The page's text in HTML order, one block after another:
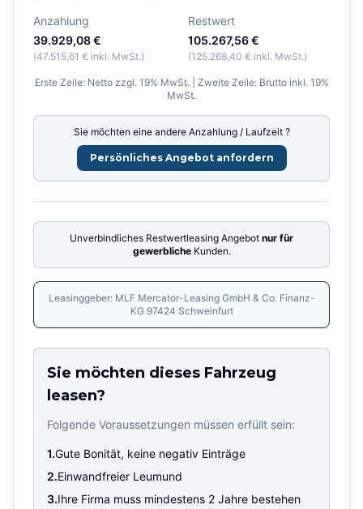
Anzahlung
39.929,08 €
(47.515,61 € inkl. MwSt.)
Restwert
105.267,56 €
(125.268,40 € inkl. MwSt.)
Erste Zeile: Netto zzgl. 19% MwSt. | Zweite Zeile: Brutto inkl. 19%
MwSt.
Sie möchten eine andere Anzahlung / Laufzeit ?
Persönliches Angebot anfordern
Unverbindliches Restwertleasing Angebot nur für
gewerblicheKunden.
Leasinggeber: MLF Mercator-Leasing GmbH & Co. Finanz-
KG 97424 Schweinfurt
Sie möchten dieses Fahrzeug
leasen?
Folgende Voraussetzungen müssen erfüllt sein:
1.Gute Bonität, keine negativ Einträge
2.Einwandfreier Leumund
3.Ihre Firma muss mindestens 2 Jahre bestehen